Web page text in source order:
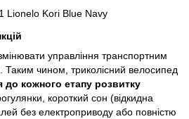
управління транспортним
Таким чином, триколісний велосипед
до кожного етапу розвитку
короткий сон (відкидна
без електроприводу або повністю